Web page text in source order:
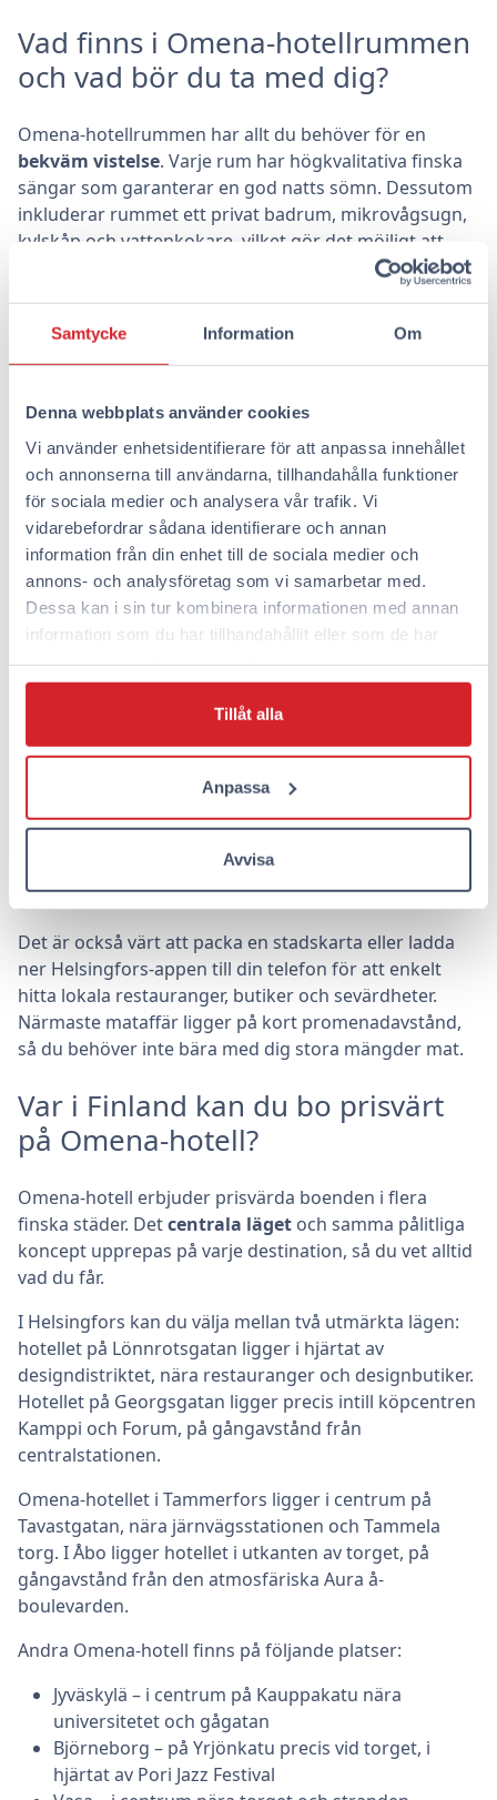
Samtycke Information Om
Denna webbplats använder cookies
Vi använder enhetsidentifierare för att anpassa innehållet
och annonserna till användarna, tillhandahålla funktioner
för sociala medier och analysera vår trafik. Vi
vidarebefordrar sådana identifierare och annan
information från din enhet till de sociala medier och
annons- och analysföretag som vi samarbetar med.
Dessa kan i sin tur kombinera informationen med annan
information som du har tillhandahållit eller som de har
Tillåt alla
Anpassa
Avvisa
Vad finns i Omena-hotellrummen
och vad bör du ta med dig?
Omena-hotellrummen har allt du behöver för en
bekväm vistelse. Varje rum har högkvalitativa finska
sängar som garanterar en god natts sömn. Dessutom
inkluderar rummet ett privat badrum, mikrovågsugn,
kylskåp och vattenkokare, vilket gör det möjligt att
Rummen är rymliga och har vanligtvis plats för upp till
tre eller fyra personer. Varje rum har gratis WiFi, en
platt-TV och ett skrivbord för arbete. Badrummet har
Resenärer bör ta med följande saker:
Personliga hygienprodukter (schampo, tvål)
Din egen dator eller surfplatta för underhållning
En mobiltelefon med fungerande
internetanslutning (behövs för att använda
dörrkoden)
Om så önskas, egna snacks för kylskåpet och
mikrovågsmat
Bekväma inneskor eller tofflor
rummen är väl ljudisolerade)
Rummet kommer med lakan, handdukar och
grundläggande förnödenheter, så du behöver inte ta
med sängkläder. Självbetjäningskonceptet innebär att
vistelser, så du kanske vill ta med extra handdukar för
längre vistelser.
Det är också värt att packa en stadskarta eller ladda
ner Helsingfors-appen till din telefon för att enkelt
hitta lokala restauranger, butiker och sevärdheter.
Närmaste mataffär ligger på kort promenadavstånd,
så du behöver inte bära med dig stora mängder mat.
Var i Finland kan du bo prisvärt
på Omena-hotell?
Omena-hotell erbjuder prisvärda boenden i flera
finska städer. Detcentrala läget och samma pålitliga
koncept upprepas på varje destination, så du vet alltid
vad du får.
I Helsingfors kan du välja mellan två utmärkta lägen:
hotellet på Lönnrotsgatan ligger i hjärtat av
designdistriktet, nära restauranger och designbutiker.
Hotellet på Georgsgatan ligger precis intill köpcentren
Kamppi och Forum, på gångavstånd från
centralstationen.
Omena-hotellet i Tammerfors ligger i centrum på
Tavastgatan, nära järnvägsstationen och Tammela
torg. I Åbo ligger hotellet i utkanten av torget, på
gångavstånd från den atmosfäriska Aura å-
boulevarden.
Andra Omena-hotell finns på följande platser:
Jyväskylä – i centrum på Kauppakatu nära
universitetet och gågatan
Björneborg – på Yrjönkatu precis vid torget, i
hjärtat av Pori Jazz Festival